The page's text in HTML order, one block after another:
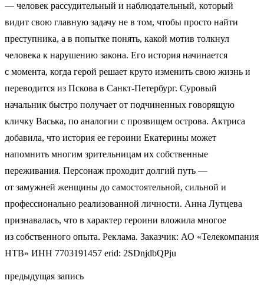
— человек рассудительный и наблюдательный, который
видит свою главную задачу не в том, чтобы просто найти
преступника, а в попытке понять, какой мотив толкнул
человека к нарушению закона. Его история начинается
с момента, когда герой решает круто изменить свою жизнь и
переводится из Пскова в Санкт-Петербург. Суровый
начальник быстро получает от подчиненных говорящую
кличку Васька, по аналогии с прозвищем острова. Актриса
добавила, что история ее героини Екатерины может
напомнить многим зрительницам их собственные
переживания. Персонаж проходит долгий путь —
от замужней женщины до самостоятельной, сильной и
профессионально реализованной личности. Анна Лутцева
признавалась, что в характер героини вложила многое
из собственного опыта. Реклама. Заказчик: АО «Телекомпания
НТВ» ИНН 7703191457 erid: 2SDnjdbQPju
предыдущая запись